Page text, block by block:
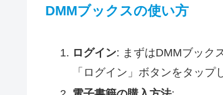
DMMブックスの使い方
ログイン: まずはDMMブック
「ログイン」ボタンをタップ